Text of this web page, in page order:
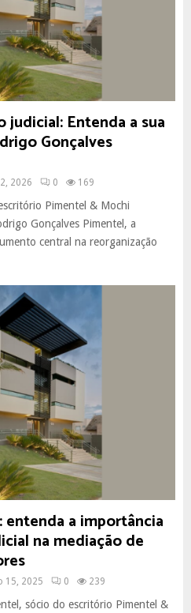
judicial: Entenda a sua
Gonçalves
2026 0 169
Pimentel & Mochi
Gonçalves Pimentel, a
central na reorganização
entenda a importância
na mediação de
15, 2025 0 239
sócio do escritório Pimentel &